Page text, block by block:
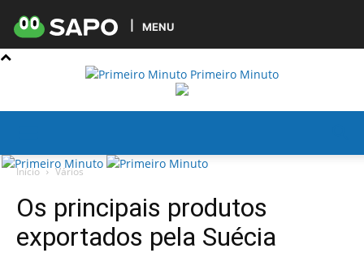
MENU
Primeiro Minuto
Início Vários
Os principais produtos
exportados pela Suécia